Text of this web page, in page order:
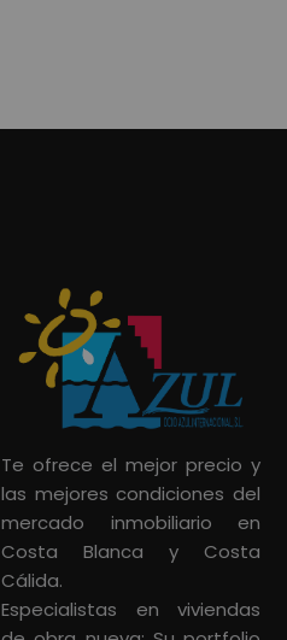
Te ofrece el mejor precio y
las mejores condiciones del
mercado inmobiliario en
Costa Blanca y Costa
Cálida.
Especialistas en viviendas